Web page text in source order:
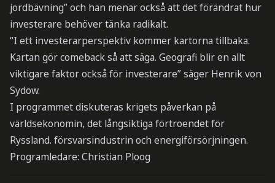
jordbävning” och han menar också att det förändrat hur
investerare behöver tänka radikalt.
“I ett investerarperspektiv kommer kartorna tillbaka.
Kartan gör comeback så att säga. Geografi blir en allt
viktigare faktor också för investerare” säger Henrik von
Sydow.
I programmet diskuteras krigets påverkan på
världsekonomin, det långsiktiga förtroendet för
Ryssland. försvarsindustrin och energiförsörjningen.
Programledare: Christian Ploog